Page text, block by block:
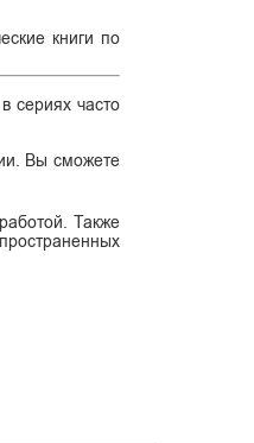
книги по
сериях часто
Вы сможете
Также